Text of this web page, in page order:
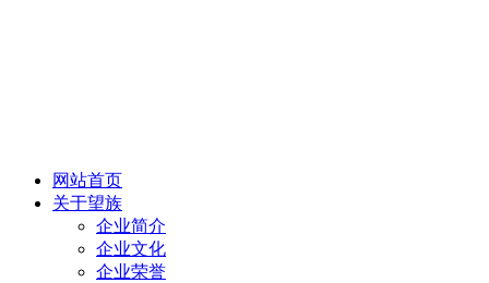
网站首页
关于望族
企业简介
企业文化
企业荣誉